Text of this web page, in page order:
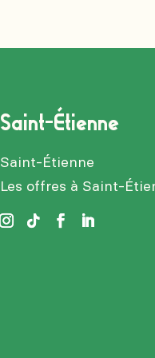
Saint-Étienne
Saint-Étienne
Les offres à Saint-